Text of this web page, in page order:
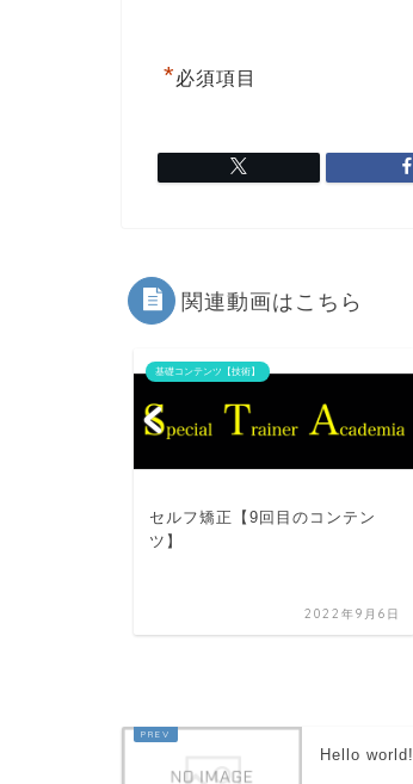
*必須項目
関連動画はこちら
基礎コンテンツ【技術】
セルフ矯正【9回目のコンテン
ツ】
2022年9月6日
Hello world!